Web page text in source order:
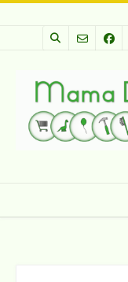
Spring